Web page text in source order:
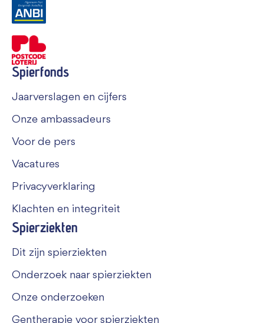
Spierfonds
Jaarverslagen en cijfers
Onze ambassadeurs
Voor de pers
Vacatures
Privacyverklaring
Klachten en integriteit
Spierziekten
Dit zijn spierziekten
Onderzoek naar spierziekten
Onze onderzoeken
Gentherapie voor spierziekten